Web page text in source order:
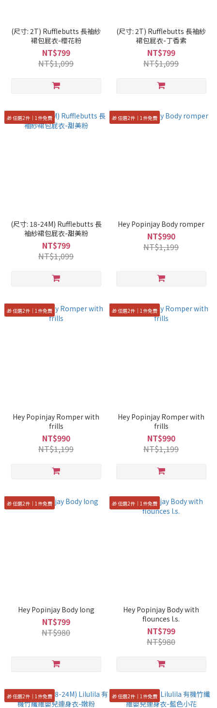
(尺寸: 2T) Rufflebutts 長袖紗
裙包屁衣-櫻花粉
NT$799
NT$1,099
(尺寸: 2T) Rufflebutts 長袖紗
裙包屁衣-丁香紫
NT$799
NT$1,099
🎁 任選2件｜1件免費
(尺寸: 18-24M) Rufflebutts 長
袖紗裙包屁衣-甜美粉
NT$799
NT$1,099
🎁 任選2件｜1件免費
Hey Popinjay Body romper
NT$990
NT$1,199
🎁 任選2件｜1件免費
Hey Popinjay Romper with
frills
NT$990
NT$1,199
🎁 任選2件｜1件免費
Hey Popinjay Romper with
frills
NT$990
NT$1,199
🎁 任選2件｜1件免費
Hey Popinjay Body long
NT$799
NT$980
🎁 任選2件｜1件免費
Hey Popinjay Body with
flounces l.s.
NT$799
NT$980
🎁 任選2件｜1件免費 🎁 任選2件｜1件免費